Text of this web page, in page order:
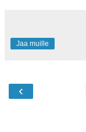
Jaa muille
‹